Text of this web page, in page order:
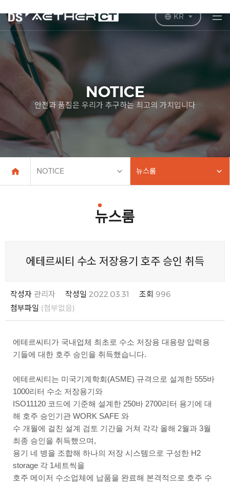
KR
NOTICE
안전과 품질은 우리가 추구하는 최고의 가치입니다
NOTICE 뉴스룸
뉴스룸
에테르씨티 수소 저장용기 호주 승인 취득
작성자 관리자 작성일 2022.03.31 조회 996
첨부파일 (첨부없음)
에테르씨티가 국내업체 최초로 수소 저장용 대용량 압력용
기들에 대한 호주 승인을 취득했습니다.
에테르씨티는 미국기계학회(ASME) 규격으로 설계한 555바
1000리터 수소 저장용기와
ISO11120 코드에 기준해 설계한 250바 2700리터 용기에 대
해 호주 승인기관 WORK SAFE 와
수 개월에 걸친 설계 검토 기간을 거쳐 각각 올해 2월과 3월
최종 승인을 취득했으며,
용기 네 병을 조합해 하나의 저장 시스템으로 구성한 H2
storage 각 1세트씩을
호주 메이저 수소업체에 납품을 완료해 본격적으로 호주 수